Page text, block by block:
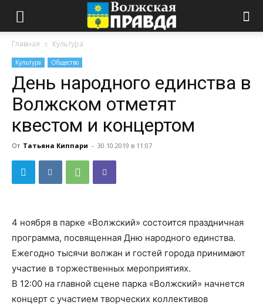
Главная Культура
Культура Общество
День народного единства в
Волжском отметят
квестом и концертом
От Татьяна Киппари - 30.10.2019 в 11:07
4 ноября в парке «Волжский» состоится праздничная
программа, посвященная Дню народного единства.
Ежегодно тысячи волжан и гостей города принимают
участие в торжественных мероприятиях.
В 12:00 на главной сцене парка «Волжский» начнется
концерт с участием творческих коллективов